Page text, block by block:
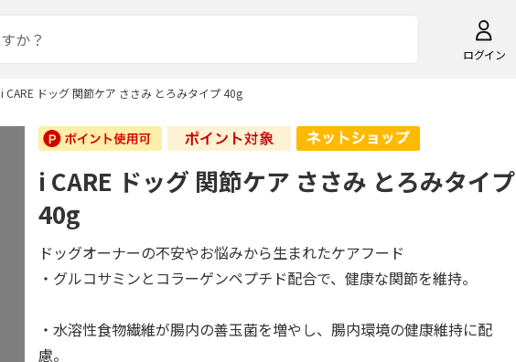
ログイン
i CARE ドッグ 関節ケア ささみ とろみタイプ 40g
i CARE ドッグ 関節ケア ささみ とろみタイプ
40g
ドッグオーナーの不安やお悩みから生まれたケアフード
・グルコサミンとコラーゲンペプチド配合で、健康な関節を維持。
・水溶性食物繊維が腸内の善玉菌を増やし、腸内環境の健康維持に配
慮。